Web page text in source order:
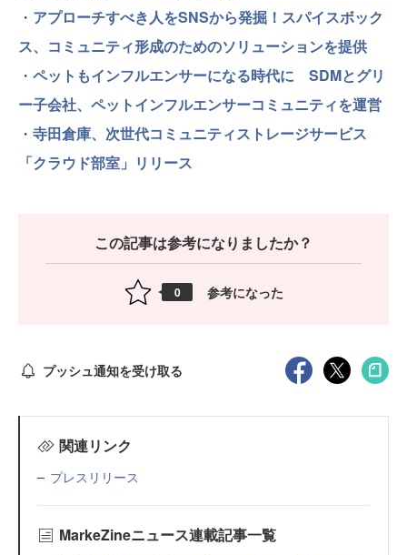
・ アプローチすべき人をSNSから発掘！スパイスボック
ス、コミュニティ形成のためのソリューションを提供
・ ペットもインフルエンサーになる時代に SDMとグリ
ー子会社、ペットインフルエンサーコミュニティを運営
・ 寺田倉庫、次世代コミュニティストレージサービス
「クラウド部室」リリース
この記事は参考になりましたか？
0 参考になった
プッシュ通知を受け取る
関連リンク
プレスリリース
MarkeZineニュース連載記事一覧